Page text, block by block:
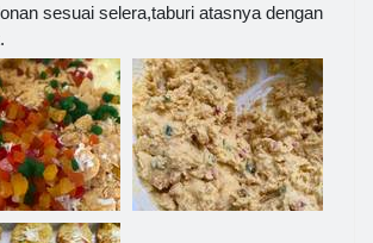
sesuai selera,taburi atasnya dengan